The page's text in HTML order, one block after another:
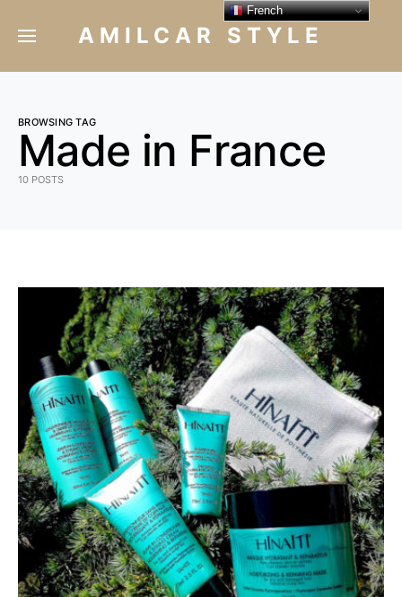
AMILCAR STYLE
BROWSING TAG
Made in France
10 POSTS
French